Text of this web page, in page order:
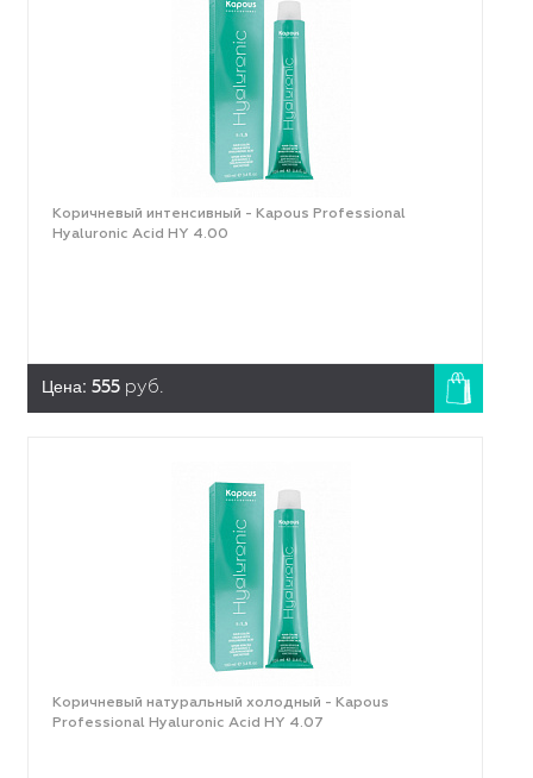
Коричневый интенсивный - Kapous Professional
Hyaluronic Acid HY 4.00
Цена: 555 руб.
Коричневый натуральный холодный - Kapous
Professional Hyaluronic Acid HY 4.07